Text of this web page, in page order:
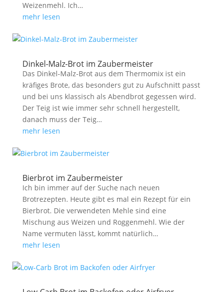
Weizenmehl. Ich…
mehr lesen
Dinkel-Malz-Brot im Zaubermeister
Das Dinkel-Malz-Brot aus dem Thermomix ist ein
kräfiges Brote, das besonders gut zu Aufschnitt passt
und bei uns klassisch als Abendbrot gegessen wird.
Der Teig ist wie immer sehr schnell hergestellt,
danach muss der Teig…
mehr lesen
Bierbrot im Zaubermeister
Ich bin immer auf der Suche nach neuen
Brotrezepten. Heute gibt es mal ein Rezept für ein
Bierbrot. Die verwendeten Mehle sind eine
Mischung aus Weizen und Roggenmehl. Wie der
Name vermuten lässt, kommt natürlich…
mehr lesen